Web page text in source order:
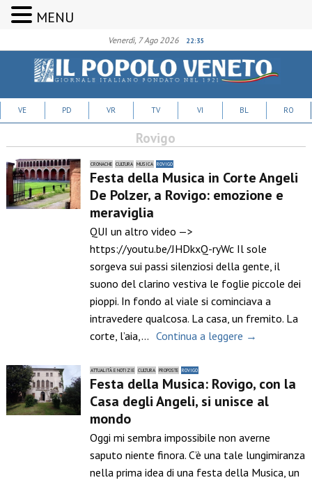
Venerdì, 7 Ago 2026 22:35
VE PD VR TV VI BL RO
Rovigo
CRONACHE CULTURA MUSICA ROVIGO
Festa della Musica in Corte Angeli
De Polzer, a Rovigo: emozione e
meraviglia
QUI un altro video —>
https://youtu.be/JHDkxQ-ryWc Il sole
sorgeva sui passi silenziosi della gente, il
suono del clarino vestiva le foglie piccole dei
pioppi. In fondo al viale si cominciava a
intravedere qualcosa. La casa, un fremito. La
corte, l’aia,… Continua a leggere →
ATTUALITÀ E NOTIZIE CULTURA PROPOSTE ROVIGO
Festa della Musica: Rovigo, con la
Casa degli Angeli, si unisce al
mondo
Oggi mi sembra impossibile non averne
saputo niente finora. C’è una tale lungimiranza
nella prima idea di una festa della Musica, un
MENU